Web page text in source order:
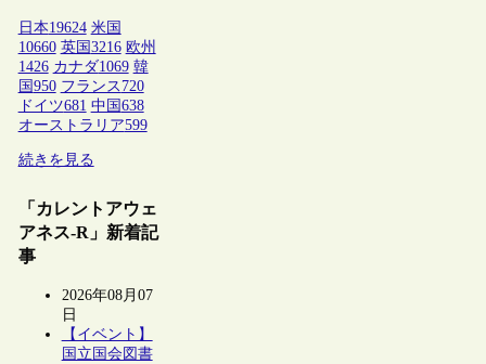
日本19624 米国
10660 英国 3216 欧州
1426 カナダ1069 韓
国 950 フランス 720
ドイツ681 中国 638
オーストラリア599
続きを見る
「カレントアウェ
アネス-R」新着記
事
2026年08月07
日
【イベント】
国立国会図書